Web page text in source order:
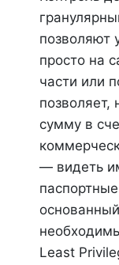
позволяют
просто на
части или
позволяет,
сумму в
— видеть
Least